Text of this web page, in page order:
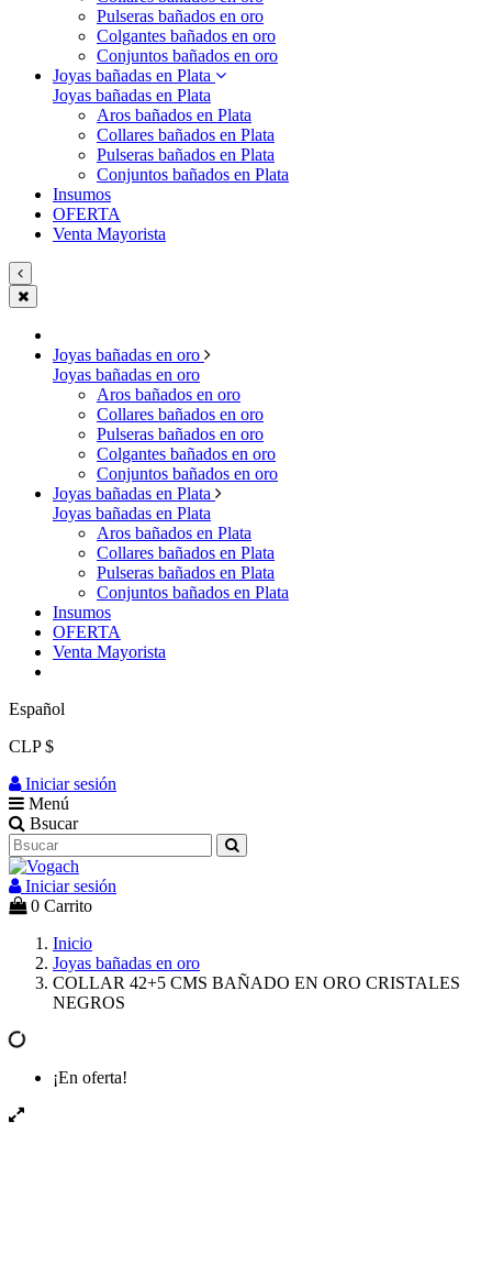
Pulseras bañados en oro
Colgantes bañados en oro
Conjuntos bañados en oro
Joyas bañadas en Plata
Joyas bañadas en Plata
Aros bañados en Plata
Collares bañados en Plata
Pulseras bañados en Plata
Conjuntos bañados en Plata
Insumos
OFERTA
Venta Mayorista
Joyas bañadas en oro
Joyas bañadas en oro
Aros bañados en oro
Collares bañados en oro
Pulseras bañados en oro
Colgantes bañados en oro
Conjuntos bañados en oro
Joyas bañadas en Plata
Joyas bañadas en Plata
Aros bañados en Plata
Collares bañados en Plata
Pulseras bañados en Plata
Conjuntos bañados en Plata
Insumos
OFERTA
Venta Mayorista
Español
CLP $
Iniciar sesión
Menú
Bsucar
Iniciar sesión
0 Carrito
Inicio
Joyas bañadas en oro
COLLAR 42+5 CMS BAÑADO EN ORO CRISTALES
NEGROS
¡En oferta!